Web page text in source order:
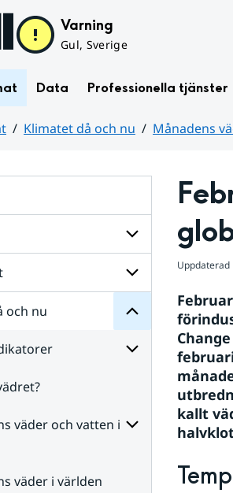
Varning
Gul, Sverige
Data Professionella tjänster
Klimatet då och nu Månadens
Undersidor
för
Om
klimat
Undersidor
Klimatläget
och nu
Undersidor
för
Klimatet
då
och
Undersidor
Klimatindikatorer
väder och vatten i
Undersidor
väder i världen
Uppdaterad
kallt